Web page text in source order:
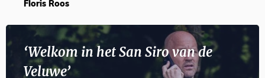
Floris Roos
‘Welkom in het San Siro van de
Veluwe’